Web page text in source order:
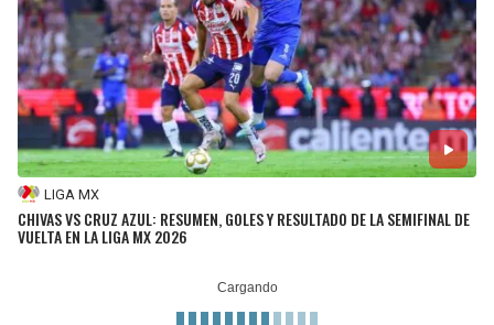
LIGA MX
CHIVAS VS CRUZ AZUL: RESUMEN, GOLES Y RESULTADO DE LA SEMIFINAL DE
VUELTA EN LA LIGA MX 2026